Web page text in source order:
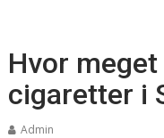
Hvor
cigaretter i
Admin